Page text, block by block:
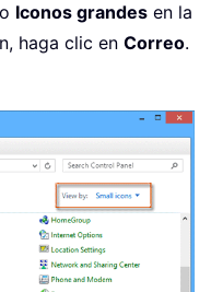
o Iconos grandes en la
haga clic en Correo.